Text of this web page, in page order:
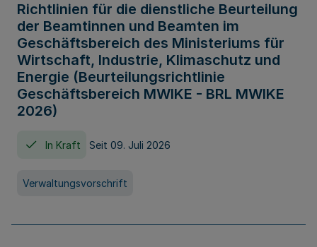
Richtlinien für die dienstliche Beurteilung
der Beamtinnen und Beamten im
Geschäftsbereich des Ministeriums für
Wirtschaft, Industrie, Klimaschutz und
Energie (Beurteilungsrichtlinie
Geschäftsbereich MWIKE - BRL MWIKE
2026)
In Kraft Seit 09. Juli 2026
Verwaltungsvorschrift